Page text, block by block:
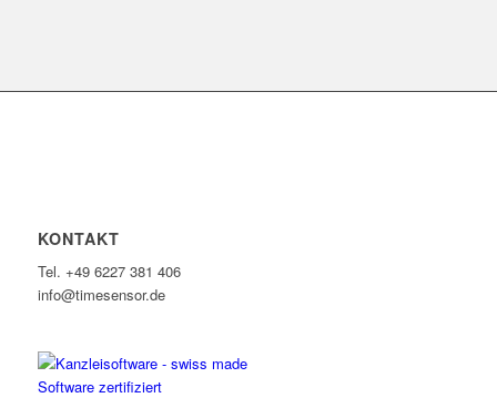
KONTAKT
Tel. +49 6227 381 406
info@timesensor.de